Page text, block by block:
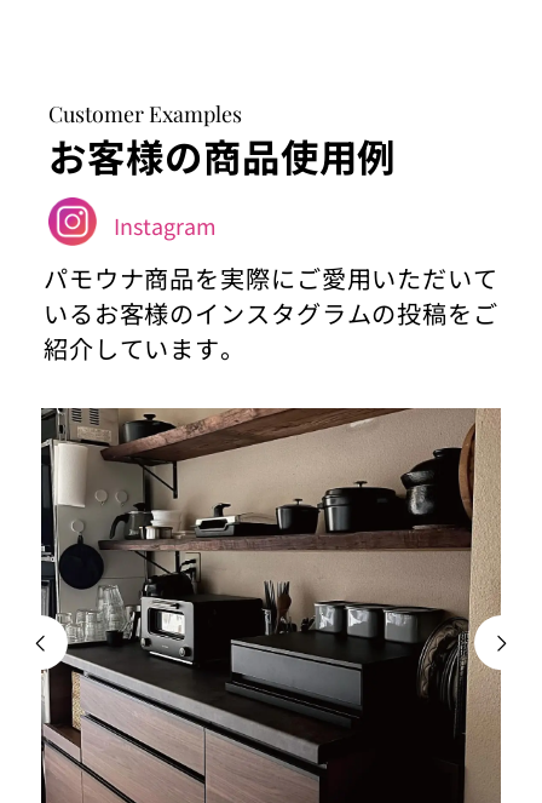
Customer Examples
お客様の商品使用例
Instagram
パモウナ商品を実際にご愛用いただいて
いるお客様のインスタグラムの投稿をご
紹介しています。